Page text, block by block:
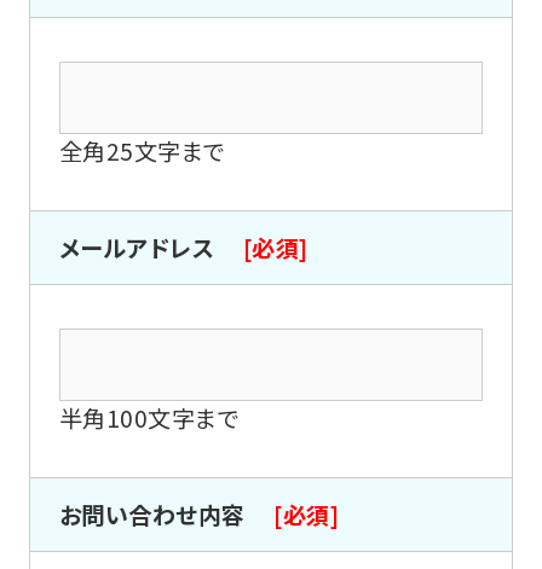
全角25文字まで
メールアドレス [必須]
半角100文字まで
お問い合わせ内容 [必須]